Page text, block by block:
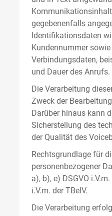
gegebenenfalls
Identifikationsdaten
Kundennummer
Verbindungsdaten,
und Dauer des Anrufs.
Die Verarbeitung
Zweck der
Darüber hinaus kann
Sicherstellung des
der Qualität des
Rechtsgrundlage für
personenbezogener
a), b), e) DSGVO
i.V.m. der TBelV.
Die Verarbeitung